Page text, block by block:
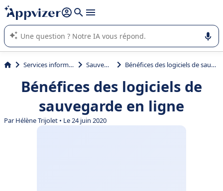
répondre (plusieurs lignes avec
L'IA de Appvizer vous guide dans l'utilisation ou la sélection de
logiciel SaaS en entreprise.
Services informatiques Sauvegarde Bénéfices des logiciels de sauvegarde en ligne
Bénéfices des logiciels de
sauvegarde en ligne
Par Hélène Trijolet • Le 24 juin 2020